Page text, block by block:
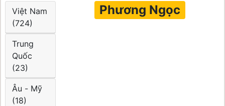
Việt Nam
(724)
Trung
Quốc
(23)
Âu - Mỹ
(18)
Phương Ngọc